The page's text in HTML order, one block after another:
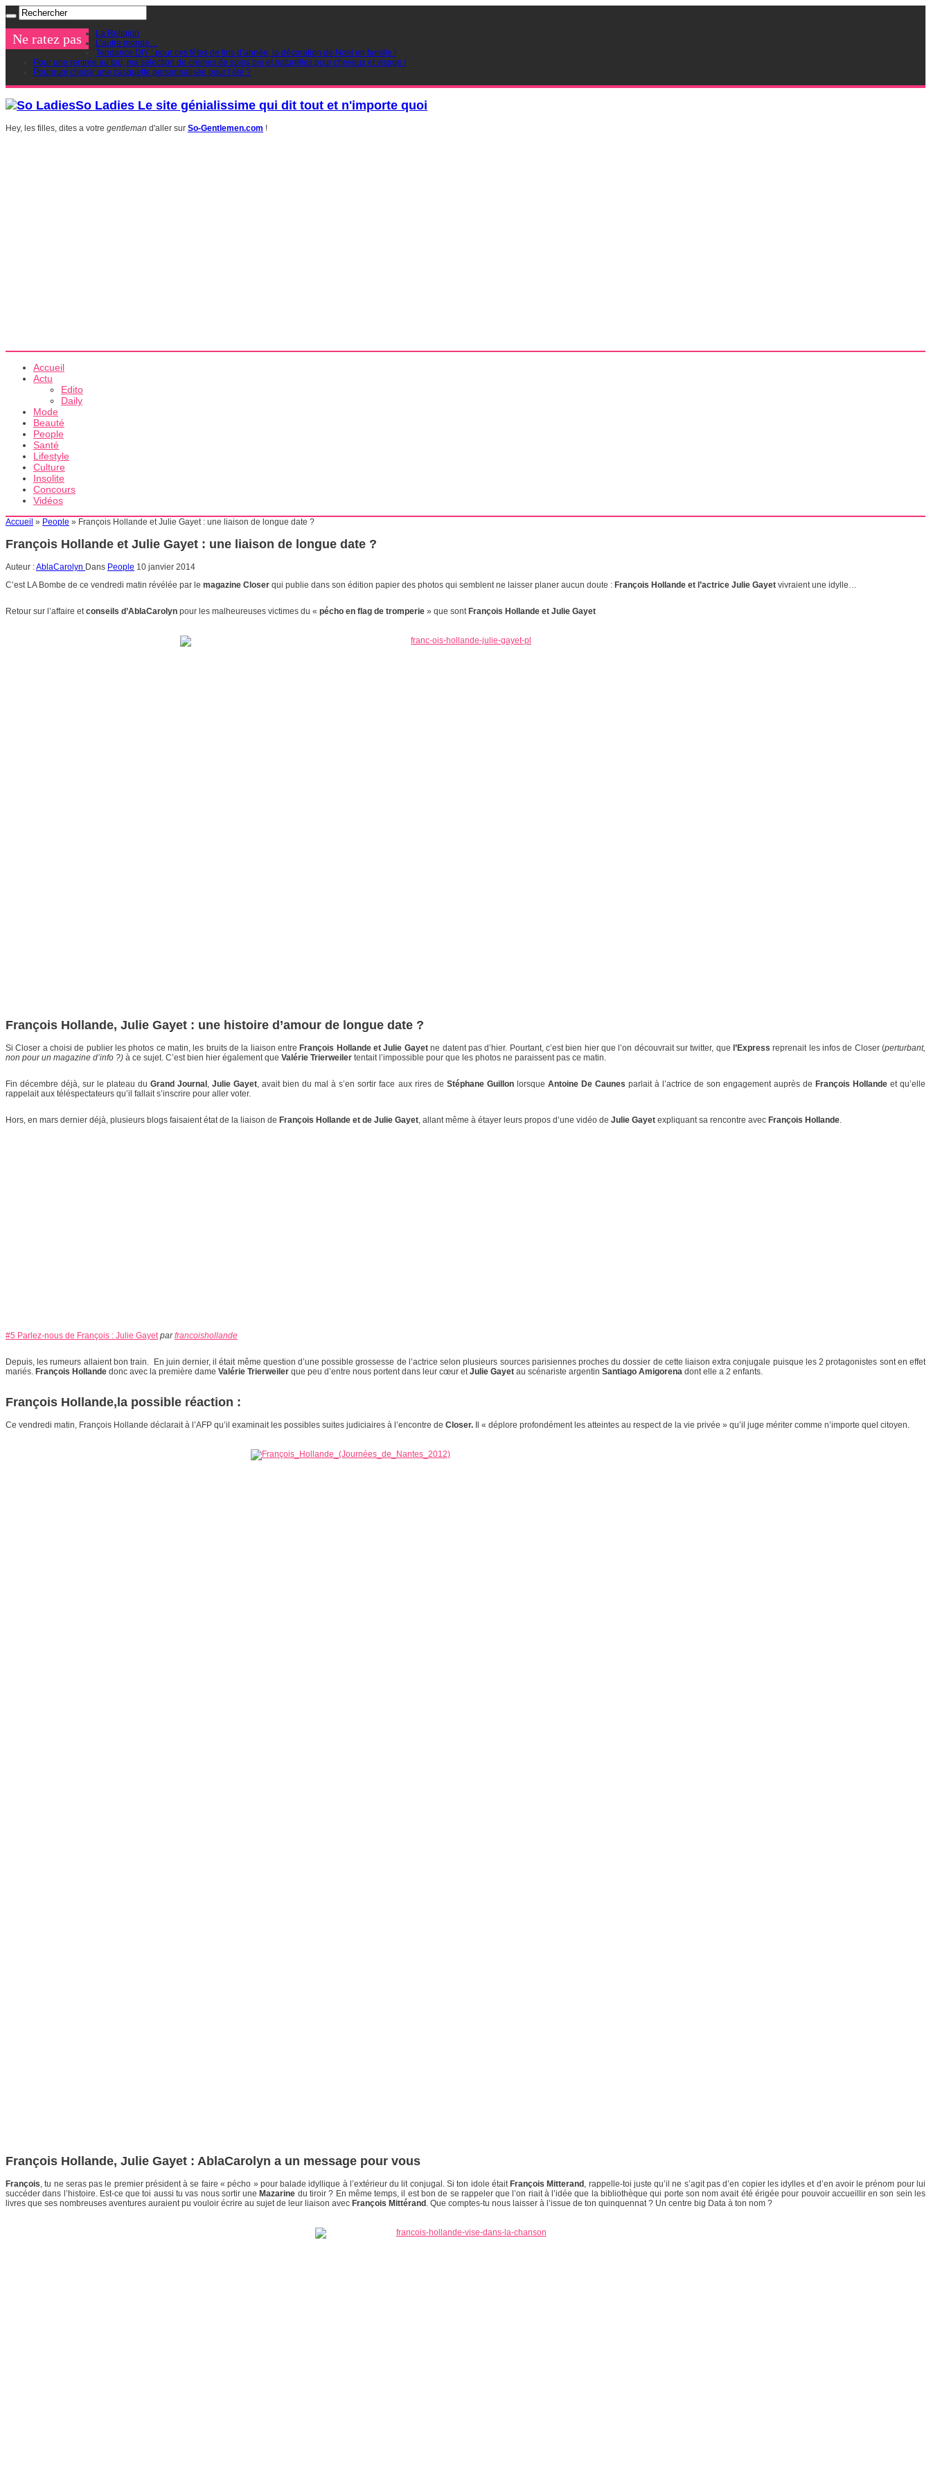
Ne ratez pas
La Religion
L’autre monde…
Tendance DIY : pour ces fêtes de fins d’année, la décoration de Noel en famille !
Pour une rentrée au top, ma sélection de crèmes de soins bio et naturelles pour cheveux et visage !
Pourquoi choisir une casquette personnalisée pour l’été ?
So Ladies Le site génialissime qui dit tout et n'importe quoi
Hey, les filles, dites a votre gentleman d'aller sur So-Gentlemen.com !
Accueil
Actu
Edito
Daily
Mode
Beauté
People
Santé
Lifestyle
Culture
Insolite
Concours
Vidéos
Accueil » People » François Hollande et Julie Gayet : une liaison de longue date ?
François Hollande et Julie Gayet : une liaison de longue date ?
Auteur :AblaCarolyn Dans People 10 janvier 2014
C’est LA Bombe de ce vendredi matin révélée par le magazine Closer qui publie dans son édition papier des photos qui semblent ne laisser planer aucun doute : François Hollande et l’actrice Julie Gayet vivraient une idylle…
Retour sur l’affaire et conseils d’AblaCarolyn pour les malheureuses victimes du « pécho en flag de tromperie » que sont François Hollande et Julie Gayet
François Hollande, Julie Gayet : une histoire d’amour de longue date ?
Si Closer a choisi de publier les photos ce matin, les bruits de la liaison entreFrançois Hollande et Julie Gayetne datent pas d’hier. Pourtant, c’est bien hier que l’on découvrait sur twitter, que l’Express reprenait les infos de Closer (perturbant,
non pour un magazine d’info ?) à ce sujet. C’est bien hier également que Valérie Trierweiler tentait l’impossible pour que les photos ne paraissent pas ce matin.
Fin décembre déjà, sur le plateau duGrand Journal ,Julie Gayet , avait bien du mal à s’en sortir face aux rires de Stéphane Guillonlorsque Antoine De Caunes parlait à l’actrice de son engagement auprès de François Hollande et qu’elle
rappelait aux téléspectateurs qu’il fallait s’inscrire pour aller voter.
Hors, en mars dernier déjà, plusieurs blogs faisaient état de la liaison de François Hollande et de Julie Gayet , allant même à étayer leurs propos d’une vidéo de Julie Gayet expliquant sa rencontre avec François Hollande
#5 Parlez-nous de François : Julie Gayet parfrancoishollande
Depuis, les rumeurs allaient bon train. En juin dernier, il était même question d’une possible grossesse de l’actrice selon plusieurs sources parisiennes proches du dossier de cette liaison extra conjugale puisque les 2 protagonistes sont en effet
mariés. François Hollande donc avec la première dame Valérie Trierweiler que peu d’entre nous portent dans leur cœur et Julie Gayet au scénariste argentin Santiago Amigorena dont elle a 2 enfants.
François Hollande,la possible réaction :
Ce vendredi matin, François Hollande déclarait à l’AFP qu’il examinait les possibles suites judiciaires à l’encontre de Closer. Il « déplore profondément les atteintes au respect de la vie privée » qu’il juge mériter comme n’importe quel citoyen.
François Hollande, Julie Gayet : AblaCarolyn a un message pour vous
François, tu ne seras pas le premier président à se faire « pécho » pour balade idyllique à l’extérieur du lit conjugal. Si ton idole était François Mitterand , rappelle-toi juste qu’il ne s’agit pas d’en copier les idylles et d’en avoir le prénom pour lui
succéder dans l’histoire. Est-ce que toi aussi tu vas nous sortir une Mazarine du tiroir ? En même temps, il est bon de se rappeler que l’on riait à l’idée que la bibliothèque qui porte son nom avait été érigée pour pouvoir accueillir en son sein les
livres que ses nombreuses aventures auraient pu vouloir écrire au sujet de leur liaison avec François Mittérand . Que comptes-tu nous laisser à l’issue de ton quinquennat ? Un centre big Data à ton nom ?